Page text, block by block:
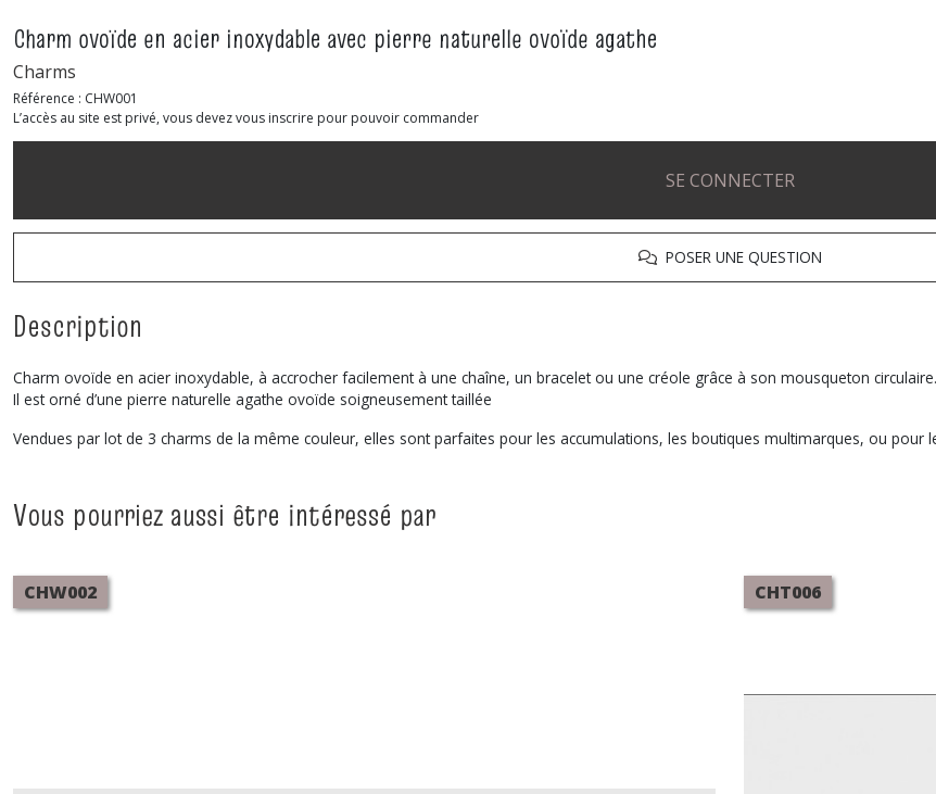
Charm ovoïde en acier inoxydable avec pierre naturelle ovoïde agathe
Charms
Référence : CHW001
L’accès au site est privé, vous devez vous inscrire pour pouvoir commander
SE CONNECTER
POSER UNE QUESTION
Description
Charm ovoïde en acier inoxydable, à accrocher facilement à une chaîne, un bracelet ou une créole grâce à son mousqueton circulaire.
Il est orné d’une pierre naturelle agathe ovoïde soigneusement taillée
Vendues par lot de 3 charms de la même couleur, elles sont parfaites pour les accumulations, les boutiques multimarques, ou pour
Vous pourriez aussi être intéressé par
CHW002 CHT006